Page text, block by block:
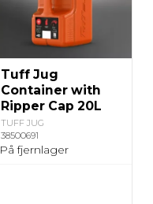
Tuff Jug
Container with
Ripper Cap 20L
TUFF JUG
38500691
På fjernlager